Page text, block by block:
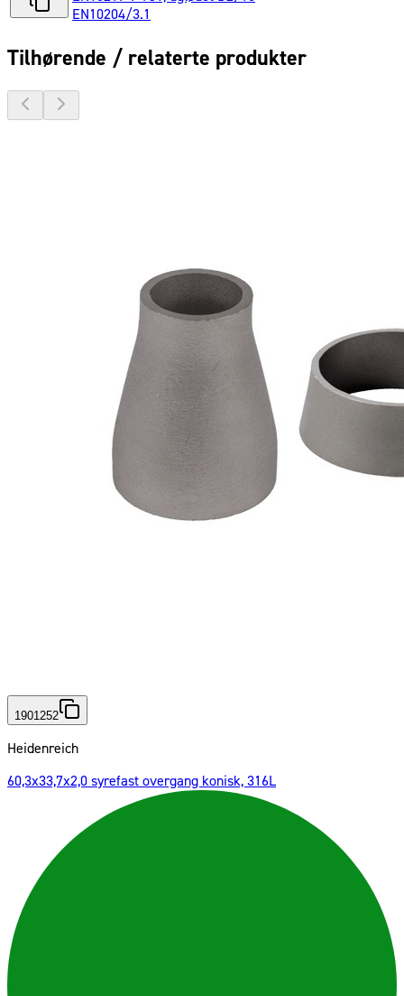
EN10204/3.1
Tilhørende / relaterte produkter
1901252
Heidenreich
60,3x33,7x2,0 syrefast overgang konisk, 316L